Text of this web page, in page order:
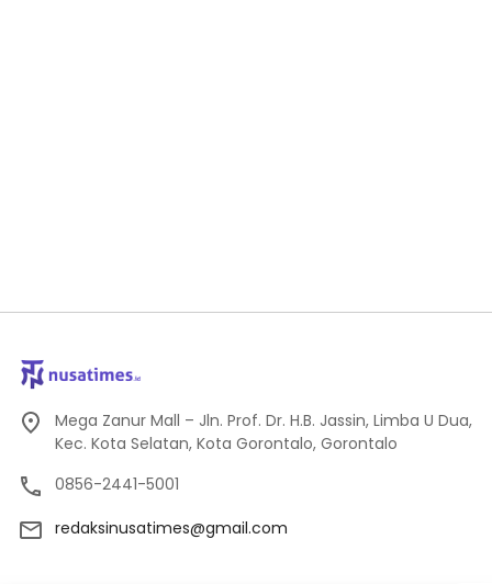
Mega Zanur Mall – Jln. Prof. Dr. H.B. Jassin, Limba U Dua,
Kec. Kota Selatan, Kota Gorontalo, Gorontalo
0856-2441-5001
redaksinusatimes@gmail.com